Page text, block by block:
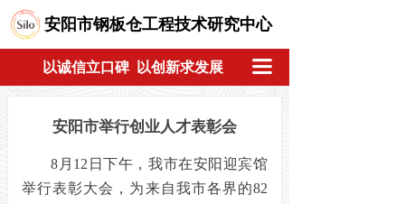
安阳市钢板仓工程技术研究中心
以诚信立口碑 以创新求发展 끀
安阳市举行创业人才表彰会
8月12日下午，我市在安阳迎宾馆
举行表彰大会，为来自我市各界的82